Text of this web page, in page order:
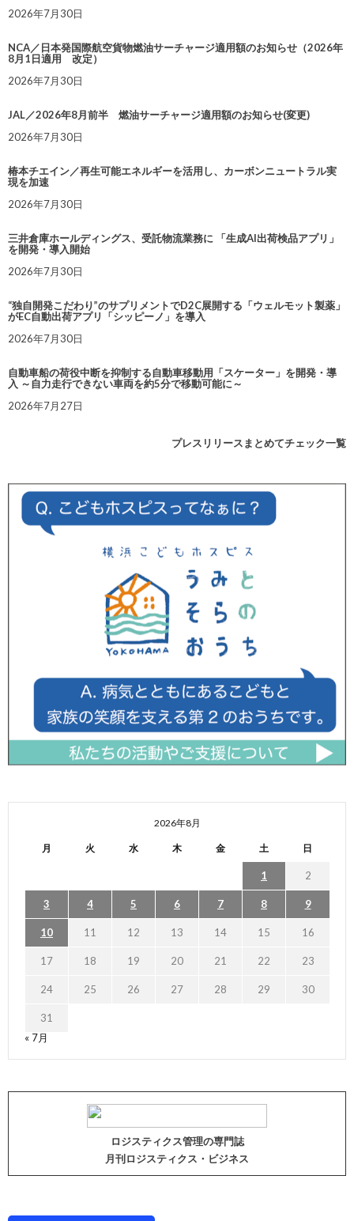
2026年7月30日
NCA／日本発国際航空貨物燃油サーチャージ適用額のお知らせ（2026年
8月1日適用 改定）
2026年7月30日
JAL／2026年8月前半 燃油サーチャージ適用額のお知らせ(変更)
2026年7月30日
椿本チエイン／再生可能エネルギーを活用し、カーボンニュートラル実
現を加速
2026年7月30日
三井倉庫ホールディングス、受託物流業務に 「生成AI出荷検品アプリ」
を開発・導入開始
2026年7月30日
“独自開発こだわり”のサプリメントでD2C展開する「ウェルモット製薬」
がEC自動出荷アプリ「シッピーノ」を導入
2026年7月30日
自動車船の荷役中断を抑制する自動車移動用「スケーター」を開発・導
入 ～自力走行できない車両を約5分で移動可能に～
2026年7月27日
プレスリリースまとめてチェック一覧
2026年8月
月 火 水 木 金 土 日
1 2
3 4 5 6 7 8 9
10 11 12 13 14 15 16
17 18 19 20 21 22 23
24 25 26 27 28 29 30
31
« 7月
ロジスティクス管理の専門誌
月刊ロジスティクス・ビジネス